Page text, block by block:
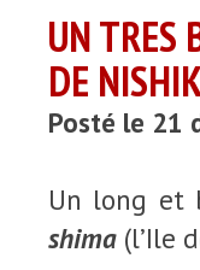
UN TRES
DE
Posté le 21
Un long et
shima (l’Ile